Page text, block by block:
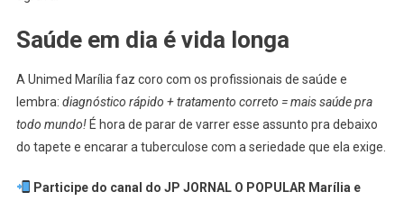
Saúde em dia é vida longa
A Unimed Marília faz coro com os profissionais de saúde e
lembra: diagnóstico rápido + tratamento correto = mais saúde pra
todo mundo!É hora de parar de varrer esse assunto pra debaixo
do tapete e encarar a tuberculose com a seriedade que ela exige.
Participe do canal do JP JORNAL O POPULAR Marília e